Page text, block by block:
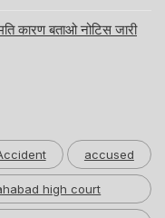
कारण बताओ नोटिस जारी
accused
high court